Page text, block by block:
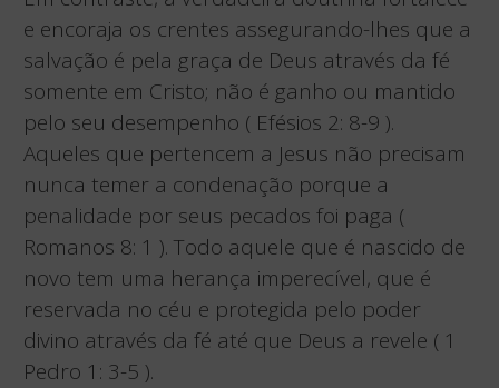
e encoraja os crentes assegurando-lhes que a
salvação é pela graça de Deus através da fé
somente em Cristo; não é ganho ou mantido
pelo seu desempenho ( Efésios 2: 8-9 ).
Aqueles que pertencem a Jesus não precisam
nunca temer a condenação porque a
penalidade por seus pecados foi paga (
Romanos 8: 1 ). Todo aquele que é nascido de
novo tem uma herança imperecível, que é
reservada no céu e protegida pelo poder
divino através da fé até que Deus a revele ( 1
Pedro 1: 3-5 ).